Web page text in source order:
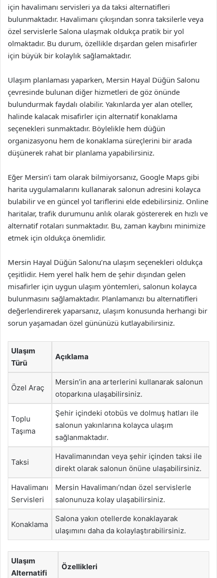
için havalimanı servisleri ya da taksi alternatifleri
bulunmaktadır. Havalimanı çıkışından sonra taksilerle veya
özel servislerle Salona ulaşmak oldukça pratik bir yol
olmaktadır. Bu durum, özellikle dışardan gelen misafirler
için büyük bir kolaylık sağlamaktadır.
Ulaşım planlaması yaparken, Mersin Hayal Düğün Salonu
çevresinde bulunan diğer hizmetleri de göz önünde
bulundurmak faydalı olabilir. Yakınlarda yer alan oteller,
halinde kalacak misafirler için alternatif konaklama
seçenekleri sunmaktadır. Böylelikle hem düğün
organizasyonu hem de konaklama süreçlerini bir arada
düşünerek rahat bir planlama yapabilirsiniz.
Eğer Mersin’i tam olarak bilmiyorsanız, Google Maps gibi
harita uygulamalarını kullanarak salonun adresini kolayca
bulabilir ve en güncel yol tariflerini elde edebilirsiniz. Online
haritalar, trafik durumunu anlık olarak göstererek en hızlı ve
alternatif rotaları sunmaktadır. Bu, zaman kaybını minimize
etmek için oldukça önemlidir.
Mersin Hayal Düğün Salonu’na ulaşım seçenekleri oldukça
çeşitlidir. Hem yerel halk hem de şehir dışından gelen
misafirler için uygun ulaşım yöntemleri, salonun kolayca
bulunmasını sağlamaktadır. Planlamanızı bu alternatifleri
değerlendirerek yaparsanız, ulaşım konusunda herhangi bir
sorun yaşamadan özel gününüzü kutlayabilirsiniz.
Ulaşım
Türü
Açıklama
Özel Araç
Mersin’in ana arterlerini kullanarak salonun
otoparkına ulaşabilirsiniz.
Toplu
Taşıma
Şehir içindeki otobüs ve dolmuş hatları ile
salonun yakınlarına kolayca ulaşım
sağlanmaktadır.
Taksi
Havalimanından veya şehir içinden taksi ile
direkt olarak salonun önüne ulaşabilirsiniz.
Havalimanı
Servisleri
Mersin Havalimanı’ndan özel servislerle
salonunuza kolay ulaşabilirsiniz.
Konaklama
Salona yakın otellerde konaklayarak
ulaşımını daha da kolaylaştırabilirsiniz.
Ulaşım
Alternatifi
Özellikleri